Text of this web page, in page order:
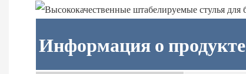
Информация о продукте